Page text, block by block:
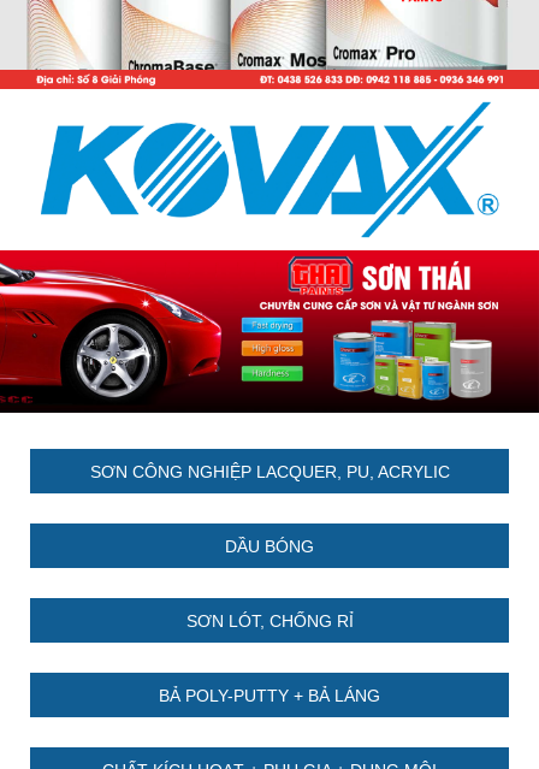
SƠN CÔNG NGHIỆP LACQUER, PU, ACRYLIC
DẦU BÓNG
SƠN LÓT, CHỐNG RỈ
BẢ POLY-PUTTY + BẢ LÁNG